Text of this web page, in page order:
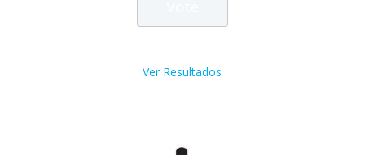
Ver Resultados